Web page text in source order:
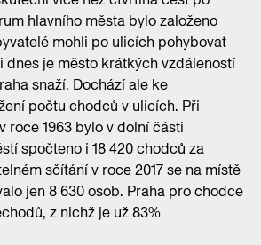
hlavního města bylo založeno
mohli po ulicích pohybovat
dnes je město krátkých vzdáleností
snaží. Dochází ale ke
počtu chodců v ulicích. Při
roce 1963 bylo v dolní části
spočteno i 18 420 chodců za
sčítání v roce 2017 se na místě
jen 8 630 osob. Praha pro chodce
z nichž je už 83%